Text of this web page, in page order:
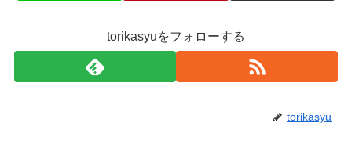
torikasyuをフォローする
torikasyu